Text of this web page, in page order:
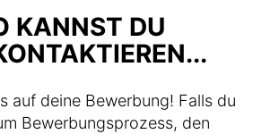
KANNST DU
auf deine Bewerbung! Falls du
Bewerbungsprozess, den